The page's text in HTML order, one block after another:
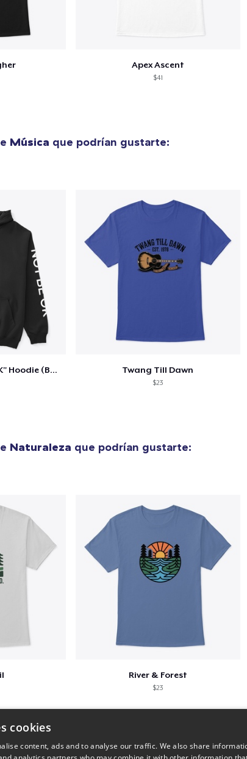
Apex Ascent
$41
Música que podrían gustarte:
"IT'S OK TO NOT BE OK" Hoodie (BP LOGO) Twang Till Dawn
$23
Naturaleza que podrían gustarte:
River & Forest
$23
cookies
content, ads and to analyse our traffic. We also share